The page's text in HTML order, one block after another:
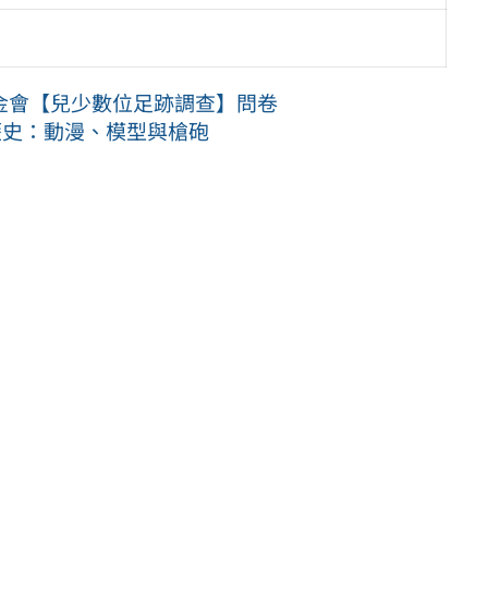
【兒少數位足跡調查】問卷
：動漫、模型與槍砲